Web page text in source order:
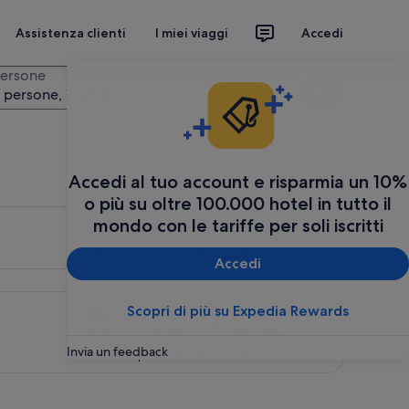
Assistenza clienti I miei viaggi Accedi
Accedi al tuo account e risparmia un 10%
o più su oltre 100.000 hotel in tutto il
mondo con le tariffe per soli iscritti
Accedi
Scopri di più su Expedia Rewards
Invia un feedback
1 camera
Offerte last minute per te.
Organizza la tua prossima vacanza
last minute per te., <span style="font-size:
Quando tornerai a viaggiare,
Trova la tua prossima destinazione